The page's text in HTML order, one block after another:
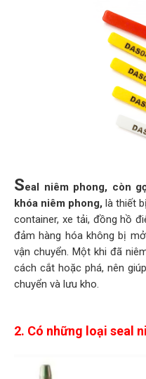
Seal niêm phong, còn g
khóa niêm phong, là thiết
container, xe tải, đồng
đảm hàng hóa không bị
vận chuyển. Một khi đã
cách cắt hoặc phá, nên
chuyển và lưu kho.
2. Có những loại seal